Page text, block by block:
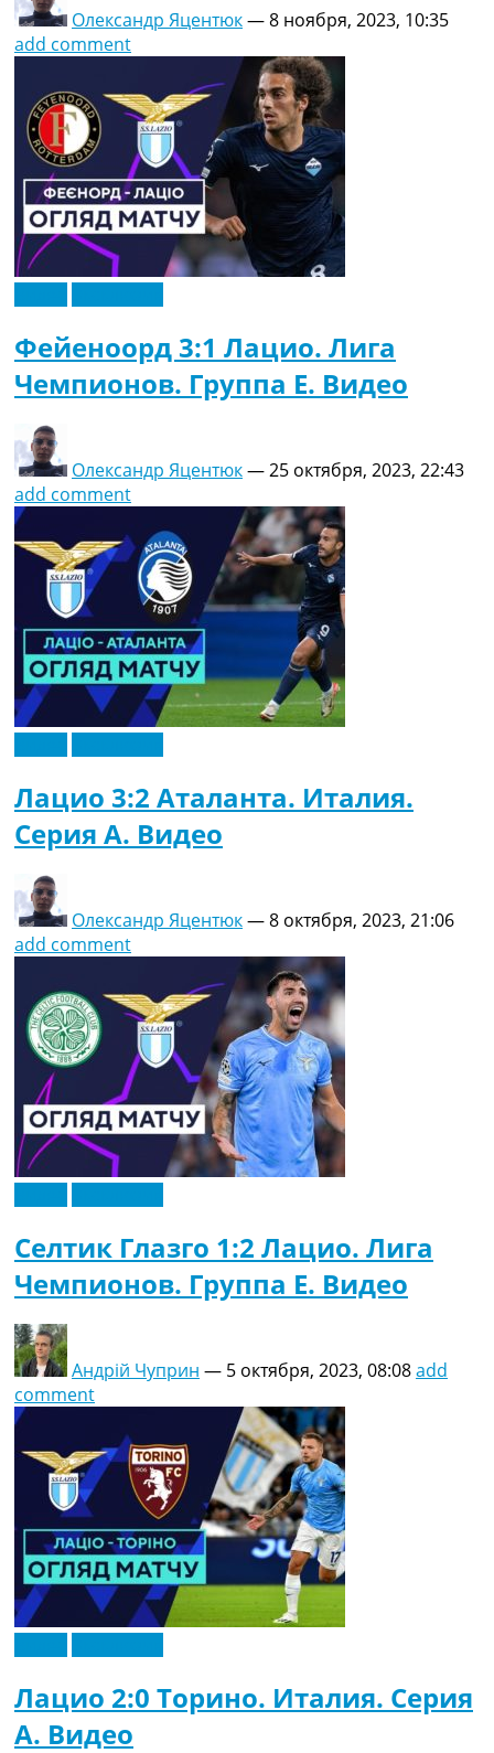
Олександр Яцентюк—8 ноября, 2023, 10:35
add comment
Фейеноорд 3:1 Лацио. Лига
Чемпионов. Группа E. Видео
Олександр Яцентюк—25 октября, 2023, 22:43
add comment
Лацио 3:2 Аталанта. Италия.
Серия A. Видео
Олександр Яцентюк—8 октября, 2023, 21:06
add comment
Селтик Глазго 1:2 Лацио. Лига
Чемпионов. Группа E. Видео
Андрій Чуприн — 5 октября, 2023, 08:08add
comment
Лацио 2:0 Торино. Италия. Серия
A. Видео